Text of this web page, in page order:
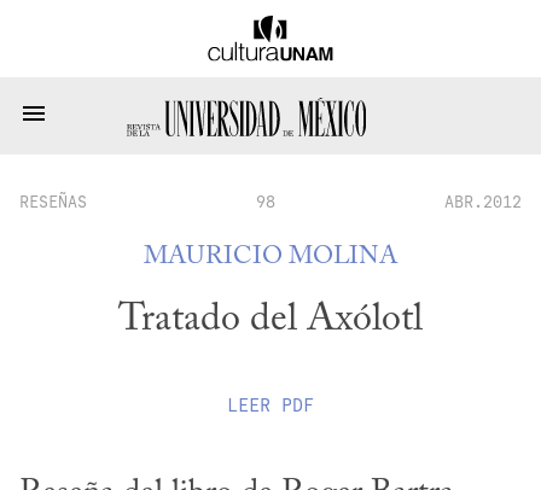
RESEÑAS 98 ABR.2012
MAURICIO MOLINA
Tratado del Axólotl
LEER PDF